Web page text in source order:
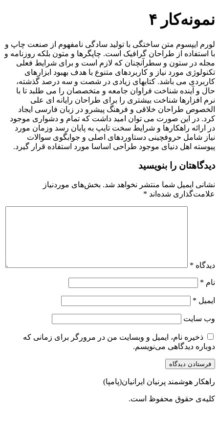
پرش
به
نمونه‌کار ۴
لورم ایپسوم متن ساختگی با تولید سادگی نامفهوم از صنعت چاپ و
با استفاده از طراحان گرافیک است. چاپگرها و متون بلکه روزنامه و
مجله در ستون و سطرآنچنان که لازم است و برای شرایط فعلی
تکنولوژی مورد نیاز و کاربردهای متنوع با هدف بهبود ابزارهای
کاربردی می باشد. کتابهای زیادی در شصت و سه درصد گذشته،
حال و آینده شناخت فراوان جامعه و متخصصان را می طلبد تا با
نرم افزارها شناخت بیشتری را برای طراحان رایانه ای علی
الخصوص طراحان خلاقی و فرهنگ پیشرو در زبان فارسی ایجاد
کرد. در این صورت می توان امید داشت که تمام و دشواری موجود
در ارائه راهکارها و شرایط سخت تایپ به پایان رسد وزمان مورد
نیاز شامل حروفچینی دستاوردهای اصلی و جوابگوی سوالات
پیوسته اهل دنیای موجود طراحی اساسا مورد استفاده قرار گیرد.
دیدگاهتان را بنویسید
نشانی ایمیل شما منتشر نخواهد شد. بخش‌های موردنیاز
علامت‌گذاری شده‌اند *
دیدگاه *
نام *
ایمیل *
وب‌ سایت
ذخیره نام، ایمیل و وبسایت من در مرورگر برای زمانی که
دوباره دیدگاهی می‌نویسم.
راهکار هوشمند پرنیان ایرانیان(پامپا)
کلیه‌ی حقوق محفوظ است.